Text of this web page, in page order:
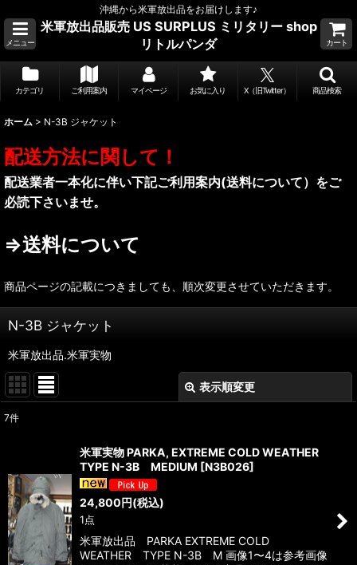
沖縄から米軍放出品をお届けします♪
メニュー
米軍放出品販売 US SURPLUS ミリタリー shop
リトルパンダ
カート
カテゴリ ご利用案内 マイページ お気に入り X（旧Twitter） 商品検索
ホーム > N-3B ジャケット
配送方法に関して！
配送業者一本化に伴い下記ご利用案内(送料について）をご
必読下さいませ。
⇒送料について
商品ページの記載につきましても、順次変更させていただきます。
N-3B ジャケット
米軍放出品.米軍実物
表示順変更
並び順:
絞り込む
7件
米軍実物 PARKA, EXTREME COLD WEATHER
TYPE N-3B MEDIUM [N3B026]
24,800円(税込)
1点
米軍放出品 PARKA EXTREME COLD
WEATHER TYPE N-3B M 画像1〜4は参考画像